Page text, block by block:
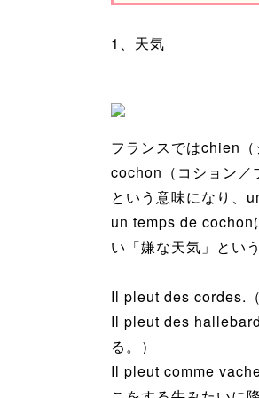
1、天気
フランスではchien
cochon（コション／
という意味になり、
un temps de cochon
い「嫌な天気」とい
Il pleut des cordes.（
Il pleut des
る。）
Il pleut comme